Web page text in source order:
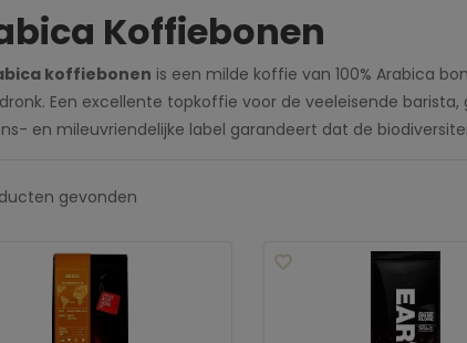
Koffiebonen
koffiebonen is een milde koffie van 100% Arabica
Een excellente topkoffie voor de veeleisende
en mileuvriendelijke label garandeert dat de
gevonden